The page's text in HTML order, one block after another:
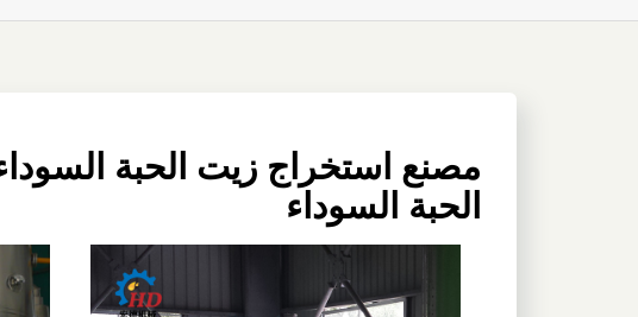
مصنع استخراج زيت الحبة
الحبة السوداء